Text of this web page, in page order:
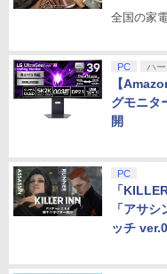
全国の家
PC ハ
【
グモニタ
開
PC
「
「アサ
ッチ